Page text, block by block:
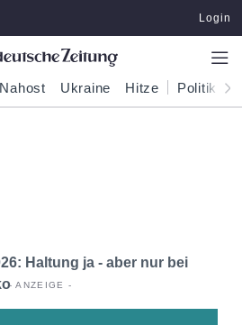
Login
Nahost Ukraine Hitze Politik
Haltung ja - aber nur bei